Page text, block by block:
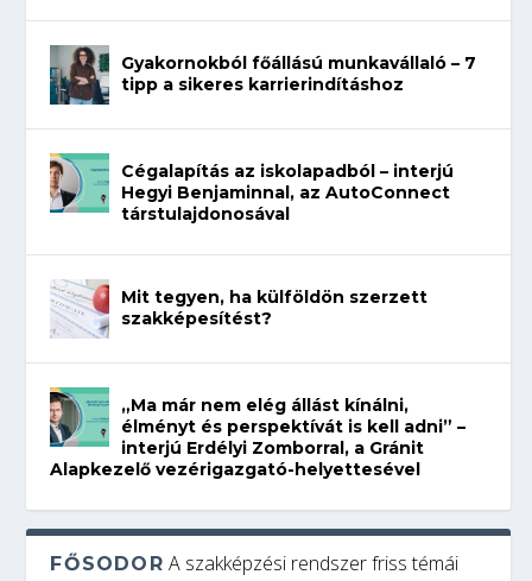
Gyakornokból főállású munkavállaló – 7
tipp a sikeres karrierindításhoz
Cégalapítás az iskolapadból – interjú
Hegyi Benjaminnal, az AutoConnect
társtulajdonosával
Mit tegyen, ha külföldön szerzett
szakképesítést?
„Ma már nem elég állást kínálni,
élményt és perspektívát is kell adni” –
interjú Erdélyi Zomborral, a Gránit
Alapkezelő vezérigazgató-helyettesével
FŐSODOR A szakképzési rendszer friss témái